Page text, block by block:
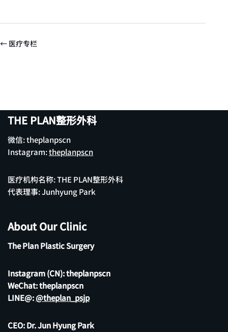
← 医疗专栏
THE PLAN整形外科
微信: theplanpscn
Instagram:theplanpscn
医疗机构名称: THE PLAN整形外科
代表理事: Junhyung Park
About Our Clinic
The Plan Plastic Surgery
Instagram (CN):theplanpscn
WeChat: theplanpscn
LINE@:@theplan_psjp
CEO: Dr. Jun Hyung Park